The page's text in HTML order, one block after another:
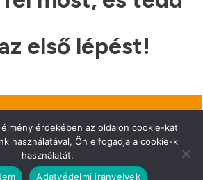
első lépést!
VÁROK TOVÁBB!
érdekében az oldalon cookie-kat
használatával, Ön elfogadja a cookie-k
használatát.
Adatvédelmi irányelvek